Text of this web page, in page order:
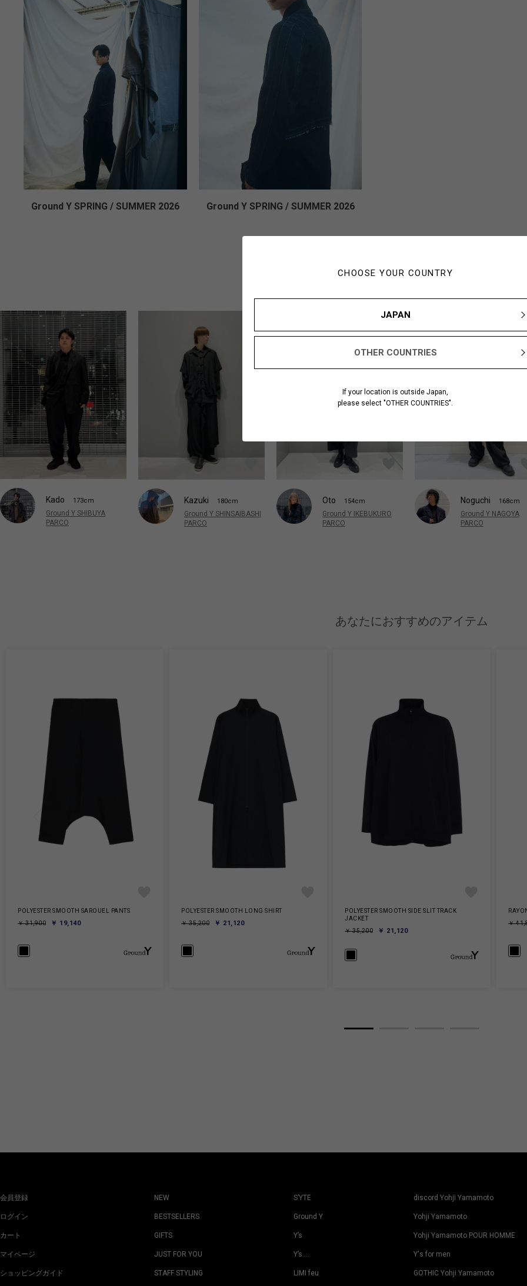
CHOOSE YOUR COUNTRY
JAPAN
OTHER COUNTRIES
If your location is outside Japan,
please select "OTHER COUNTRIES".
Ground Y SPRING / SUMMER 2026 Ground Y SPRING / SUMMER 2026
Kado 173cm
Ground Y SHIBUYA
PARCO
Kazuki 180cm
Ground Y SHINSAIBASHI
PARCO
Oto 154cm
Ground Y IKEBUKURO
PARCO
Noguchi 168cm
Ground Y NAGOYA
PARCO
あなたにおすすめのアイテム
POLYESTER SMOOTH SAROUEL PANTS
￥ 31,900
￥ 19,140
POLYESTER SMOOTH LONG SHIRT
￥ 35,200
￥ 21,120
POLYESTER SMOOTH SIDE SLIT TRACK
JACKET
￥ 35,200
￥ 21,120
￥
会員登録
ログイン
カート
マイページ
ショッピングガイド
NEW
BESTSELLERS
GIFTS
JUST FOR YOU
STAFF STYLING
S’YTE
Ground Y
Y’s
Y’s….
LIMI feu
discord Yohji Yamamoto
Yohji Yamamoto
Yohji Yamamoto POUR HOMME
Y's for men
GOTHIC Yohji Yamamoto